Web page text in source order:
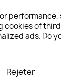
cookies of
ads. Do
Rejeter